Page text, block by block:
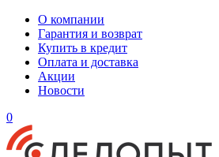
О компании
Гарантия и возврат
Купить в кредит
Оплата и доставка
Акции
Новости
0